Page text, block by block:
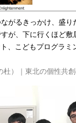
がるきっかけ、盛り
が、下に行くほど敷
、こどもプログラ
杜）｜東北の個性共